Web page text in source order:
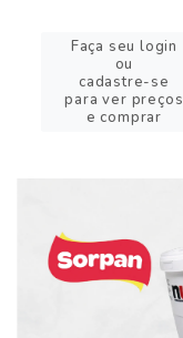
Faça seu login
ou
cadastre-se
para ver preços
e comprar